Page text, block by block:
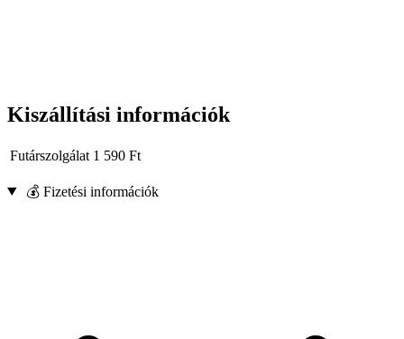
Kiszállítási információk
Futárszolgálat 1 590 Ft
💰 Fizetési információk